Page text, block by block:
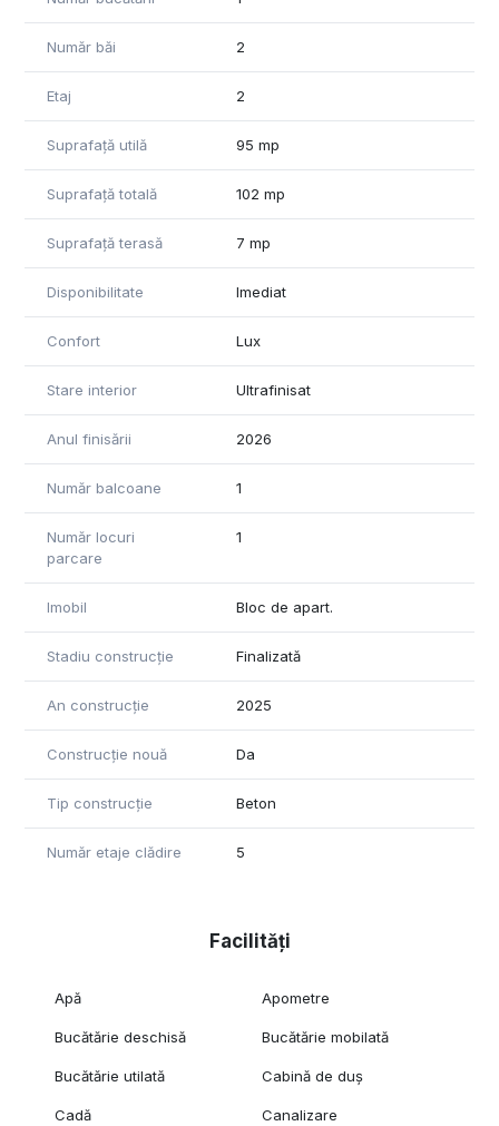
Număr băi 2
Etaj 2
Suprafață utilă 95 mp
Suprafață totală 102 mp
Suprafață terasă 7 mp
Disponibilitate Imediat
Confort Lux
Stare interior Ultrafinisat
Anul finisării 2026
Număr balcoane 1
Număr locuri
parcare
1
Imobil Bloc de apart.
Stadiu construcție Finalizată
An construcție 2025
Construcție nouă Da
Tip construcție Beton
Număr etaje clădire 5
Facilități
Apă Apometre
Bucătărie deschisă Bucătărie mobilată
Bucătărie utilată Cabină de duș
Cadă Canalizare